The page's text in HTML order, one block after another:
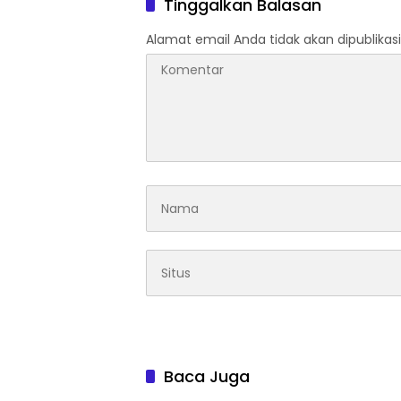
2026
Tinggalkan Balasan
Alamat email Anda tidak akan
Baca Juga